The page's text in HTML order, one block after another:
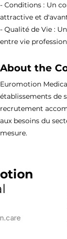
- Conditions : Un
attractive et
- Qualité de Vie :
entre vie
About the
Euromotion
établissements de
recrutement
aux besoins du
mesure.